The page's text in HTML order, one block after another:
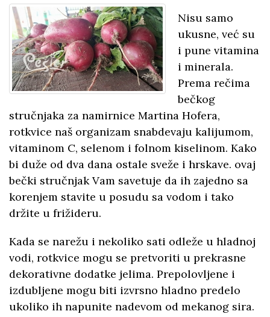
Nisu samo
ukusne, već su
i pune vitamina
i minerala.
Prema rečima
bečkog
stručnjaka za namirnice Martina Hofera,
rotkvice naš organizam snabdevaju kalijumom,
vitaminom C, selenom i folnom kiselinom. Kako
bi duže od dva dana ostale sveže i hrskave. ovaj
bečki stručnjak Vam savetuje da ih zajedno sa
korenjem stavite u posudu sa vodom i tako
držite u frižideru.
Kada se narežu i nekoliko sati odleže u hladnoj
vodi, rotkvice mogu se pretvoriti u prekrasne
dekorativne dodatke jelima. Prepolovljene i
izdubljene mogu biti izvrsno hladno predelo
ukoliko ih napunite nadevom od mekanog sira.